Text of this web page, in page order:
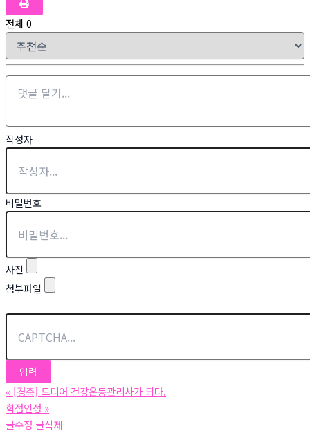
전체 0
작성자
비밀번호
사진
첨부파일
« [경축] 드디어 건강운동관리사가 되다.
학점인정 »
글수정 글삭제